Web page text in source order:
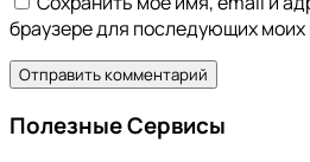
браузере для последующих
Полезные Сервисы